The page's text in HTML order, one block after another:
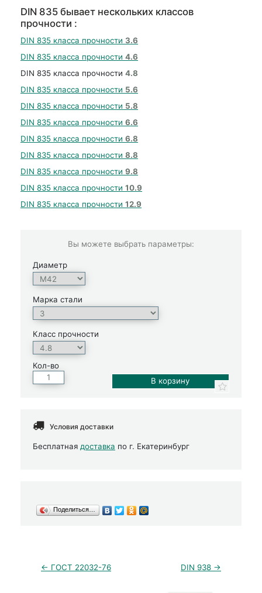
DIN 835 бывает нескольких классов
прочности :
DIN 835 класса прочности 3.6
DIN 835 класса прочности 4.6
DIN 835 класса прочности 4.8
DIN 835 класса прочности 5.6
DIN 835 класса прочности 5.8
DIN 835 класса прочности 6.6
DIN 835 класса прочности 6.8
DIN 835 класса прочности 8.8
DIN 835 класса прочности 9.8
DIN 835 класса прочности 10.9
DIN 835 класса прочности 12.9
Вы можете выбрать параметры:
Диаметр
Марка стали
Класс прочности
Кол-во
Условия доставки
Бесплатная доставка по г. Екатеринбург
Поделиться…
← ГОСТ 22032-76 DIN 938 →